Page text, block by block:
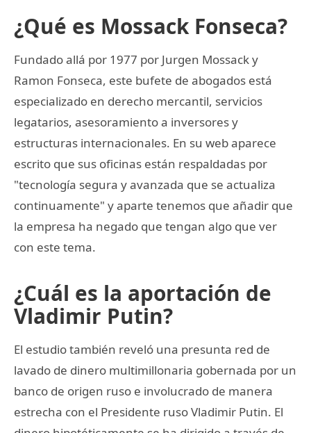
¿Qué es Mossack Fonseca?
Fundado allá por 1977 por Jurgen Mossack y
Ramon Fonseca, este bufete de abogados está
especializado en derecho mercantil, servicios
legatarios, asesoramiento a inversores y
estructuras internacionales. En su web aparece
escrito que sus oficinas están respaldadas por
"tecnología segura y avanzada que se actualiza
continuamente" y aparte tenemos que añadir que
la empresa ha negado que tengan algo que ver
con este tema.
¿Cuál es la aportación de
Vladimir Putin?
El estudio también reveló una presunta red de
lavado de dinero multimillonaria gobernada por un
banco de origen ruso e involucrado de manera
estrecha con el Presidente ruso Vladimir Putin. El